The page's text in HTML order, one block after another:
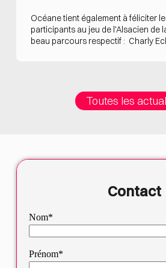
Océane tient également à féliciter
participants au jeu de l’Alsacien de
beau parcours respectif : Charly
Toutes les
Contact
Nom*
Prénom*